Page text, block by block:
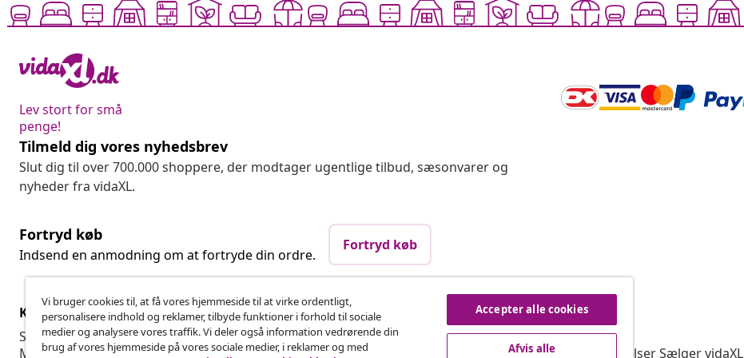
Lev stort for små
penge!
Tilmeld dig vores nyhedsbrev
Slut dig til over 700.000 shoppere, der modtager ugentlige tilbud, sæsonvarer og
nyheder fra vidaXL.
Fortryd køb
Indsend en anmodning om at fortryde din ordre.
Fortryd køb
Kundeservice
Spor din ordre
Min konto
Virksomhed
Affiliate Program
Produktion for vidaXL
vidaXL
Om vidaXL
Vilkår & betingelser Sælger vidaXL
Vi bruger cookies til, at få vores hjemmeside til at virke ordentligt,
personalisere indhold og reklamer, tilbyde funktioner i forhold til sociale
medier og analysere vores traffik. Vi deler også information vedrørende din
brug af vores hjemmeside på vores sociale medier, i reklamer og med
Accepter alle cookies
Afvis alle